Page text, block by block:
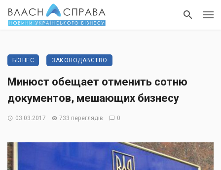
БІЗНЕС ЗАКОНОДАВСТВО
Минюст обещает отменить сотню
документов, мешающих бизнесу
03.03.2017 733 переглядів 0